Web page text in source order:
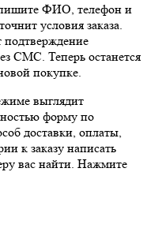
ФИО, телефон и
условия заказа.
подтверждение
СМС. Теперь останется
покупке.
выглядит
форму по
доставки, оплаты,
к заказу написать
вас найти. Нажмите